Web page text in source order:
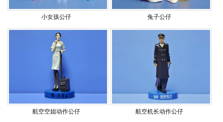
小女孩公仔 兔子公仔
航空空姐动作公仔 航空机长动作公仔